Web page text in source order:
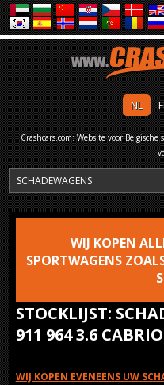
NL
Crashcars.com: Website voor
STOCKLIJST:
911 964 3.6
WIJ KOPEN
SPORTWAGENS
WIJ KOPEN EVENEENS UW